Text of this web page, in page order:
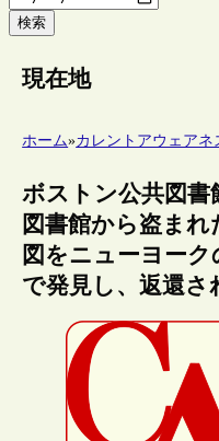
検索
現在地
ホーム»カレントアウェアネ
ボストン公共図書
図書館から盗まれ
図をニューヨーク
で発見し、返還さ